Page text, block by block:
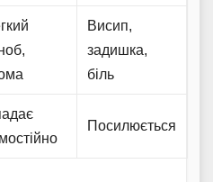
Висип,
задишка,
біль
Посилюється